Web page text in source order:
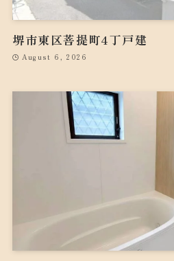
堺市東区菩提町4丁戸建
August 6, 2026